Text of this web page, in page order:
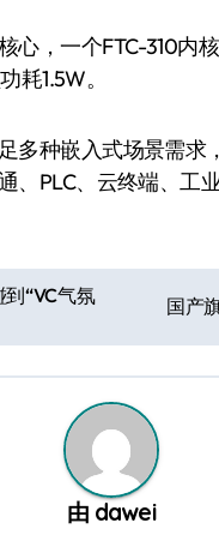
心，一个FTC-310内
耗1.5W。
多种嵌入式场景需求
、PLC、云终端、工业
“VC气氛
国产
由 dawei